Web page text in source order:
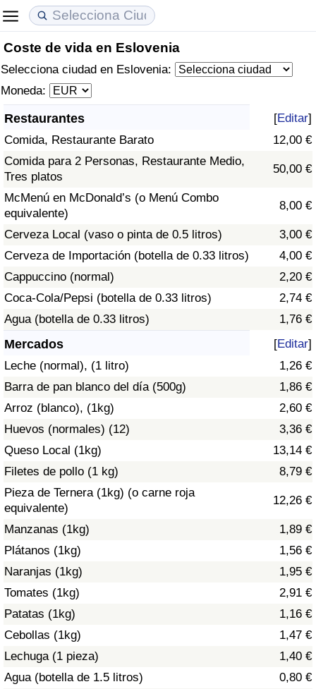
Coste de vida en Eslovenia
Selecciona ciudad en Eslovenia:
Moneda:
Restaurantes [Editar]
Comida, Restaurante Barato
12,00 €
Comida para 2 Personas, Restaurante Medio,
Tres platos
50,00 €
McMenú en McDonald’s (o Menú Combo
equivalente)
8,00 €
Cerveza Local (vaso o pinta de 0.5 litros)
3,00 €
Cerveza de Importación (botella de 0.33 litros)
4,00 €
Cappuccino (normal)
2,20 €
Coca-Cola/Pepsi (botella de 0.33 litros)
2,74 €
Agua (botella de 0.33 litros)
1,76 €
Mercados [Editar]
Leche (normal), (1 litro)
1,26 €
Barra de pan blanco del día (500g)
1,86 €
Arroz (blanco), (1kg)
2,60 €
Huevos (normales) (12)
3,36 €
Queso Local (1kg)
13,14 €
Filetes de pollo (1 kg)
8,79 €
Pieza de Ternera (1kg) (o carne roja
equivalente)
12,26 €
Manzanas (1kg)
1,89 €
Plátanos (1kg)
1,56 €
Naranjas (1kg)
1,95 €
Tomates (1kg)
2,91 €
Patatas (1kg)
1,16 €
Cebollas (1kg)
1,47 €
Lechuga (1 pieza)
1,40 €
Agua (botella de 1.5 litros)
0,80 €
Coste de vida
Índice de Costo de Vida (Actual)
Índice de Costo de Vida
Índice de costo de vida por país
en aqaba
Precios de las propiedades
Índice de Precios de Inmuebles (Actual)
Índice de Precios de Inmuebles
Índice de Precios de Inmuebles por País
Calidad de Vida
Índice de Calidad de Vida
Índice de Calidad de Vida (Actual)
Índice de calidad de vida por país
Delincuencia
Calificación del Índice de Criminalidad
(Actual)
Índice de Criminalidad
Índice de criminalidad por país
Sanidad
Índice de Sanidad (Actual)
Índice de Sanidad
Índice de Sanidad por País
Contaminación
Índice de Contaminación (Actual)
Índice de contaminación
Índice de Contaminación por País
Índice de Tráfico